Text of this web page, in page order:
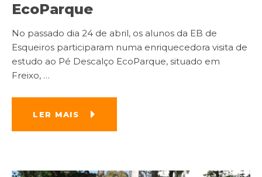
EcoParque
No passado dia 24 de abril, os alunos da EB de
Esqueiros participaram numa enriquecedora visita de
estudo ao Pé Descalço EcoParque, situado em
Freixo, …
LER MAIS